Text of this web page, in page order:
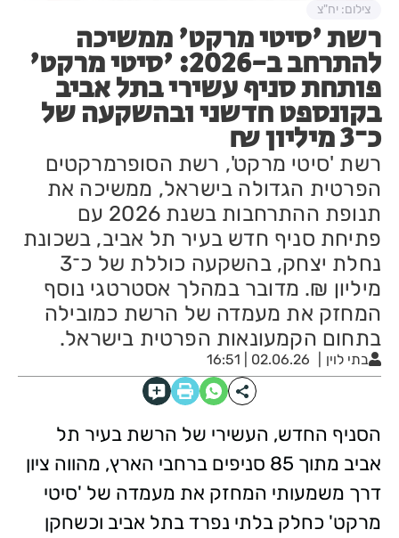
רשת 'סיטי מרקט' ממשיכה
להתרחב ב-2026: 'סיטי מרקט'
פותחת סניף עשירי בתל אביב
בקונספט חדשני ובהשקעה של
כ־3 מיליון ₪
רשת 'סיטי מרקט', רשת הסופרמרקטים
הפרטית הגדולה בישראל, ממשיכה את
תנופת ההתרחבות בשנת 2026 עם
פתיחת סניף חדש בעיר תל אביב, בשכונת
נחלת יצחק, בהשקעה כוללת של כ־3
מיליון ₪. מדובר במהלך אסטרטגי נוסף
המחזק את מעמדה של הרשת כמובילה
בתחום הקמעונאות הפרטית בישראל.
בתי לוין 02.06.26 | 16:51
צילום: יח"צ
הסניף החדש, העשירי של הרשת בעיר תל
אביב מתוך 85 סניפים ברחבי הארץ, מהווה ציון
דרך משמעותי המחזק את מעמדה של 'סיטי
מרקט' כחלק בלתי נפרד בתל אביב וכשחקן